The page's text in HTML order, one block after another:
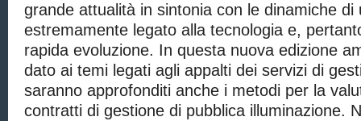
grande attualità in sintonia con le dinamiche di
estremamente legato alla tecnologia e,
rapida evoluzione. In questa nuova edizione
dato ai temi legati agli appalti dei servizi di
saranno approfonditi anche i metodi per la
contratti di gestione di pubblica illuminazione.